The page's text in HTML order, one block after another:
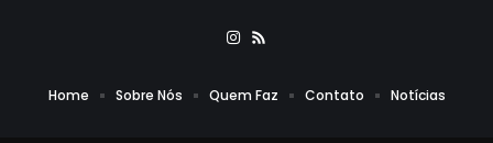
Home Sobre Nós Quem Faz Contato Notícias